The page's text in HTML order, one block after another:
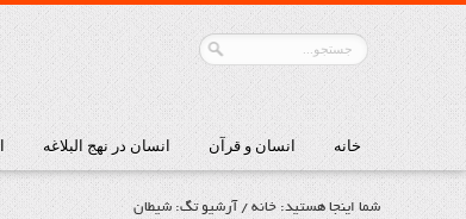
خانه انسان و قرآن انسان در نهج البلاغه
شما اینجا هستید: خانه / آرشیو تگ: شیطان